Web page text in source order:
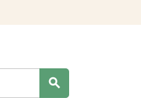
search